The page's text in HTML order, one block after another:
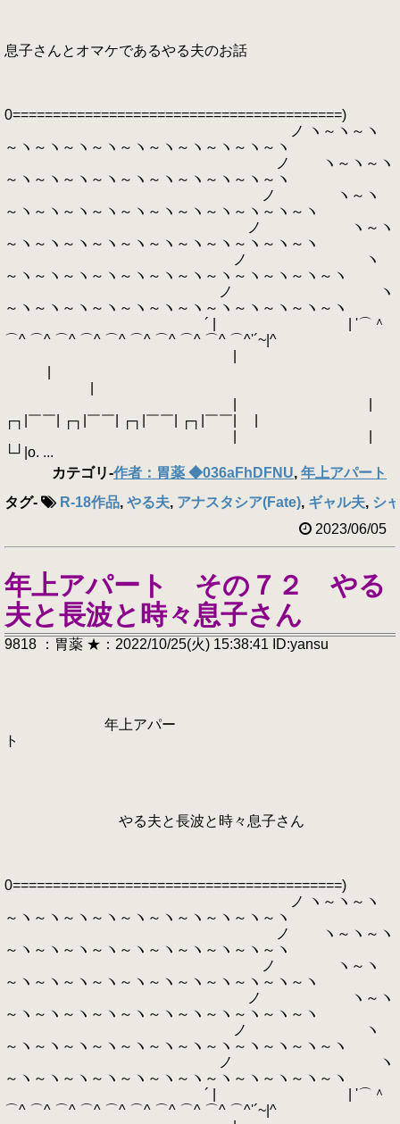
息子さんとオマケであるやる夫のお話
0=========================================)
ノ ヽ～ヽ～ヽ
～ヽ～ヽ～ヽ～ヽ～ヽ～ヽ～ヽ～ヽ～ヽ～ヽ
ノ ヽ～ヽ～ヽ
～ヽ～ヽ～ヽ～ヽ～ヽ～ヽ～ヽ～ヽ～ヽ～ヽ
ノ ヽ～ヽ
～ヽ～ヽ～ヽ～ヽ～ヽ～ヽ～ヽ～ヽ～ヽ～ヽ～ヽ
ノ ヽ～ヽ
～ヽ～ヽ～ヽ～ヽ～ヽ～ヽ～ヽ～ヽ～ヽ～ヽ～ヽ
ノ ヽ
～ヽ～ヽ～ヽ～ヽ～ヽ～ヽ～ヽ～ヽ～ヽ～ヽ～ヽ～ヽ
ノ ヽ
～ヽ～ヽ～ヽ～ヽ～ヽ～ヽ～ヽ～ヽ～ヽ～ヽ～ヽ～ヽ
´ | | '⌒＾
⌒^ ⌒^ ⌒^ ⌒^ ⌒^ ⌒^ ⌒^ ⌒^ ⌒^ ⌒^'´~|^
┌┐|￣￣| ┌┐|￣￣| ┌┐|￣￣| ┌┐|￣￣| |
└┘|o. ...
カテゴリ-作者：胃薬 ◆036aFhDFNU, 年上アパート
タグ- R-18作品, やる夫, アナスタシア(Fate), ギャル夫, シ
2023/06/05
年上アパート その７２ やる
夫と長波と時々息子さん
9818 ：胃薬 ★：2022/10/25(火) 15:38:41 ID:yansu
年上アパー
ト
やる夫と長波と時々息子さん
0=========================================)
ノ ヽ～ヽ～ヽ
～ヽ～ヽ～ヽ～ヽ～ヽ～ヽ～ヽ～ヽ～ヽ～ヽ
ノ ヽ～ヽ～ヽ
～ヽ～ヽ～ヽ～ヽ～ヽ～ヽ～ヽ～ヽ～ヽ～ヽ
ノ ヽ～ヽ
～ヽ～ヽ～ヽ～ヽ～ヽ～ヽ～ヽ～ヽ～ヽ～ヽ～ヽ
ノ ヽ～ヽ
～ヽ～ヽ～ヽ～ヽ～ヽ～ヽ～ヽ～ヽ～ヽ～ヽ～ヽ
ノ ヽ
～ヽ～ヽ～ヽ～ヽ～ヽ～ヽ～ヽ～ヽ～ヽ～ヽ～ヽ～ヽ
ノ ヽ
～ヽ～ヽ～ヽ～ヽ～ヽ～ヽ～ヽ～ヽ～ヽ～ヽ～ヽ～ヽ
´ | | '⌒＾
⌒^ ⌒^ ⌒^ ⌒^ ⌒^ ⌒^ ⌒^ ⌒^ ⌒^ ⌒^'´~|^